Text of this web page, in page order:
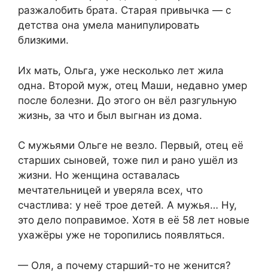
разжалобить брата. Старая привычка — с
детства она умела манипулировать
близкими.
Их мать, Ольга, уже несколько лет жила
одна. Второй муж, отец Маши, недавно умер
после болезни. До этого он вёл разгульную
жизнь, за что и был выгнан из дома.
С мужьями Ольге не везло. Первый, отец её
старших сыновей, тоже пил и рано ушёл из
жизни. Но женщина оставалась
мечтательницей и уверяла всех, что
счастлива: у неё трое детей. А мужья… Ну,
это дело поправимое. Хотя в её 58 лет новые
ухажёры уже не торопились появляться.
— Оля, а почему старший-то не женится?